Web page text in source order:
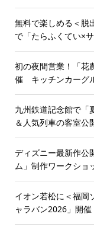
無料で楽しめる＜脱
で「たらふくてい×
初の夜間営業！「花
催 キッチンカーグ
九州鉄道記念館で
＆人気列車の客室公
ディズニー最新作公
ム」制作ワークショ
イオン若松に＜福岡
ャラバン2026」開催